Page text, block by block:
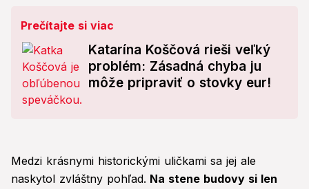
Prečítajte si viac
Katarína Koščová rieši veľký
problém: Zásadná chyba ju
môže pripraviť o stovky eur!
Medzi krásnymi historickými uličkami sa jej ale
naskytol zvláštny pohľad. Na stene budovy si len